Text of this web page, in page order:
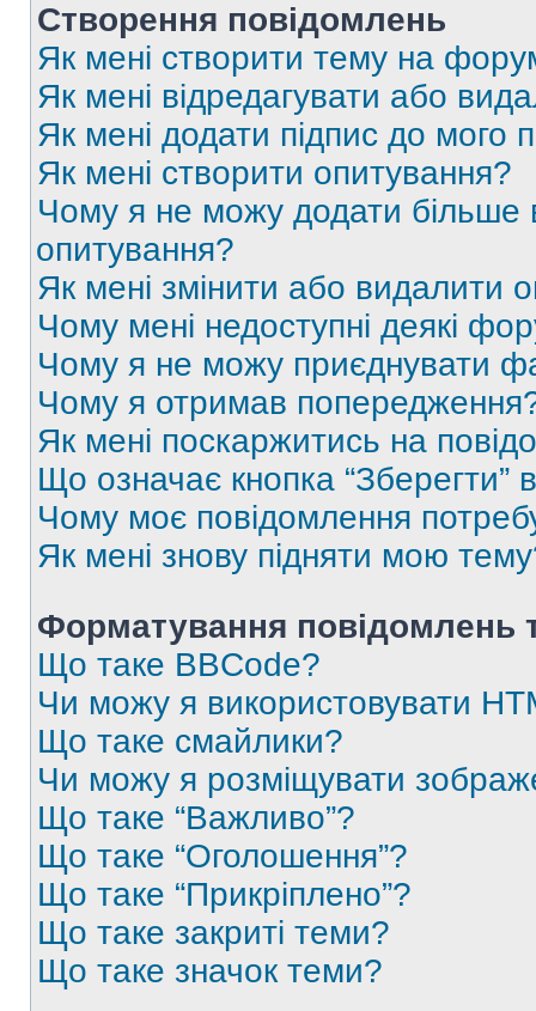
Створення повідомлень
Як мені створити тему на
Як мені відредагувати або
Як мені додати підпис до мого
Як мені створити опитування?
Чому я не можу додати більше
опитування?
Як мені змінити або видалити
Чому мені недоступні деякі
Чому я не можу приєднувати
Чому я отримав
Як мені поскаржитись на
Що означає кнопка
Чому моє повідомлення
Як мені знову підняти мою
Форматування повідомлень
Що таке BBCode?
Чи можу я використовувати
Що таке смайлики?
Чи можу я розміщувати
Що таке “Важливо”?
Що таке “Оголошення”?
Що таке “Прикріплено”?
Що таке закриті теми?
Що таке значок теми?